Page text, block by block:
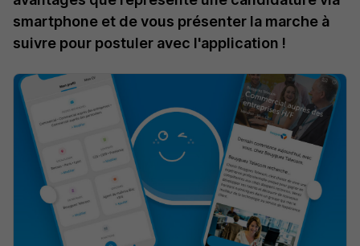
smartphone et de vous présenter la marche à
suivre pour postuler avec l'application !